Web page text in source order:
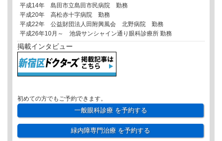
平成14年 島田市立島田市民病院 勤務
平成20年 高松赤十字病院 勤務
平成22年 公益財団法人田附興風会 北野病院 勤務
平成26年10月～ 池袋サンシャイン通り眼科診療所 勤務
掲載インタビュー
初めての方でもご予約できます。
一般眼科診療を予約する
緑内障専門治療 を予約する